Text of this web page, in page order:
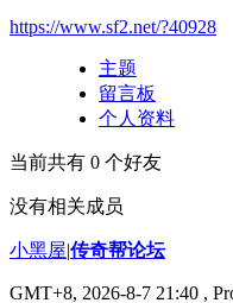
https://www.sf2.net/?40928
主题
留言板
个人资料
当前共有 0 个好友
没有相关成员
小黑屋|传奇帮论坛
GMT+8, 2026-8-7 21:40 ,